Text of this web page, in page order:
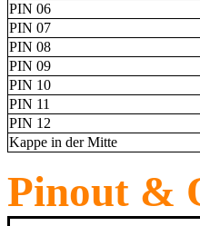
PIN 06
PIN 07
PIN 08
PIN 09
PIN 10
PIN 11
PIN 12
Kappe in der Mitte
Pinout &